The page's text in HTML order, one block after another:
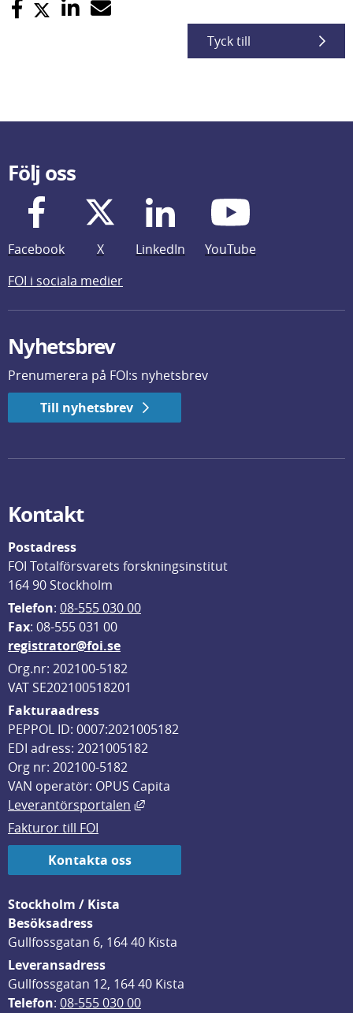
Tyck till
Följ oss
Facebook X LinkedIn
YouTube
FOI i sociala medier
Nyhetsbrev
Prenumerera på FOI:s nyhetsbrev
Till nyhetsbrev
Kontakt
Postadress
FOI Totalförsvarets forskningsinstitut
164 90 Stockholm
Telefon: 08-555 030 00
Fax: 08-555 031 00
registrator@foi.se
Org.nr: 202100-5182
VAT SE202100518201
Fakturaadress
PEPPOL ID: 0007:2021005182
EDI adress: 2021005182
Org nr: 202100-5182
VAN operatör: OPUS Capita
Leverantörsportalen
Länk till annan webbplats, öppnas
Fakturor till FOI
Kontakta oss
Stockholm / Kista
Besöksadress
Gullfossgatan 6, 164 40 Kista
Leveransadress
Gullfossgatan 12, 164 40 Kista
Telefon: 08-555 030 00